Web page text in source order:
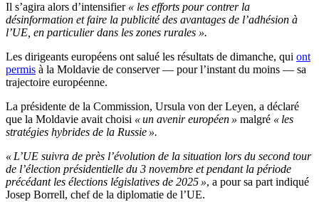
Il s’agira alors d’intensifier « les efforts pour contrer la
désinformation et faire la publicité des avantages de l’adhésion à
l’UE, en particulier dans les zones rurales ».
Les dirigeants européens ont salué les résultats de dimanche, qui ont
permis à la Moldavie de conserver — pour l’instant du moins — sa
trajectoire européenne.
La présidente de la Commission, Ursula von der Leyen, a déclaré
que la Moldavie avait choisi « un avenir européen » malgré « les
stratégies hybrides de la Russie ».
« L’UE suivra de près l’évolution de la situation lors du second tour
de l’élection présidentielle du 3 novembre et pendant la période
précédant les élections législatives de 2025 », a pour sa part indiqué
Josep Borrell, chef de la diplomatie de l’UE.